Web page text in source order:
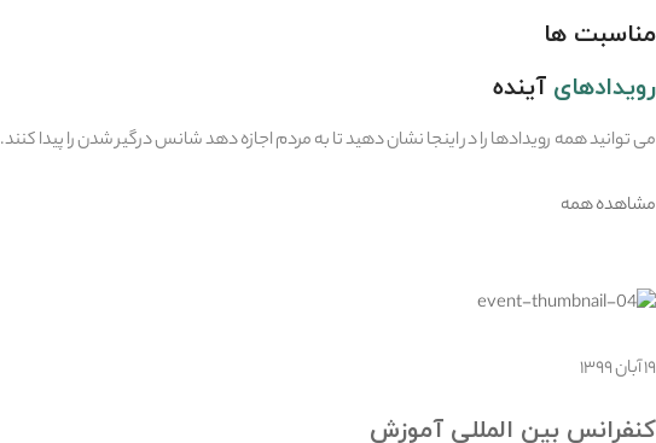
مناسبت ها
رویدادهای آینده
می توانید همه رویدادها را در اینجا نشان دهید تا به مردم اجازه دهد شانس درگیر شدن را پیدا کنند.
مشاهده همه
۱۹ آبان ۱۳۹۹
کنفرانس بین المللی آموزش